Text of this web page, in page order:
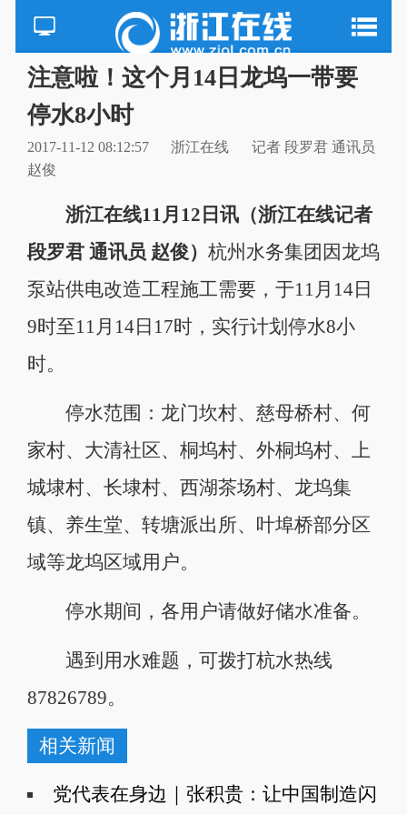
注意啦！这个月14日龙坞一带要
停水8小时
2017-11-12 08:12:57 浙江在线
记者 段罗君 通讯员
赵俊
浙江在线11月12日讯（浙江在线记者
段罗君 通讯员 赵俊） 杭州水务集团因龙坞
泵站供电改造工程施工需要，于11月14日
9时至11月14日17时，实行计划停水8小
时。
停水范围：龙门坎村、慈母桥村、何
家村、大清社区、桐坞村、外桐坞村、上
城埭村、长埭村、西湖茶场村、龙坞集
镇、养生堂、转塘派出所、叶埠桥部分区
域等龙坞区域用户。
停水期间，各用户请做好储水准备。
遇到用水难题，可拨打杭水热线
87826789。
相关新闻
党代表在身边｜张积贵：让中国制造闪